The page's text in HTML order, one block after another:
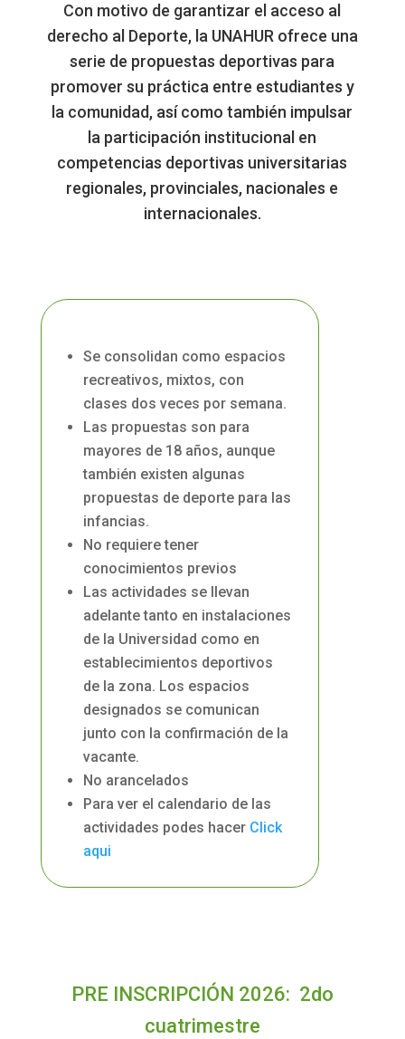
Con motivo de garantizar el acceso al
derecho al Deporte, la UNAHUR ofrece una
serie de propuestas deportivas para
promover su práctica entre estudiantes y
la comunidad, así como también impulsar
la participación institucional en
competencias deportivas universitarias
regionales, provinciales, nacionales e
internacionales.
Se consolidan como espacios
recreativos, mixtos, con
clases dos veces por semana.
Las propuestas son para
mayores de 18 años, aunque
también existen algunas
propuestas de deporte para las
infancias.
No requiere tener
conocimientos previos
Las actividades se llevan
adelante tanto en instalaciones
de la Universidad como en
establecimientos deportivos
de la zona. Los espacios
designados se comunican
junto con la confirmación de la
vacante.
No arancelados
Para ver el calendario de las
actividades podes hacer Click
aqui
PRE INSCRIPCIÓN 2026: 2do
cuatrimestre